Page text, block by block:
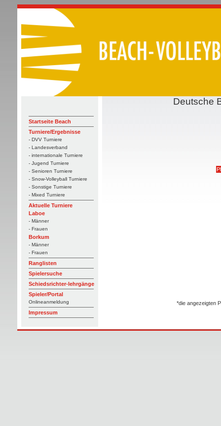
Startseite Beach
Turniere/Ergebnisse
- DVV Turniere
- Landesverband
- internationale Turniere
- Jugend Turniere
- Senioren Turniere
- Snow-Volleyball Turniere
- Sonstige Turniere
- Mixed Turniere
Aktuelle Turniere
Laboe
- Männer
- Frauen
Borkum
- Männer
- Frauen
Ranglisten
Spielersuche
Schiedsrichter-lehrgänge
Spieler/Portal
Onlineanmeldung
Impressum
Deutsche
*die angezeigten